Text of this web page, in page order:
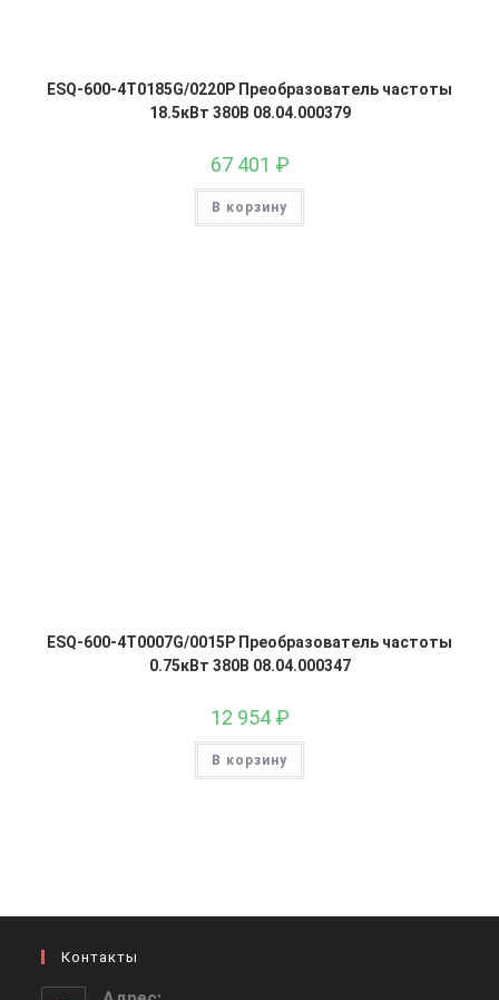
ESQ-600-4T0185G/0220P Преобразователь частоты
18.5кВт 380В 08.04.000379
67 401 ₽
В корзину
ESQ-600-4T0007G/0015P Преобразователь частоты
0.75кВт 380В 08.04.000347
12 954 ₽
В корзину
Контакты